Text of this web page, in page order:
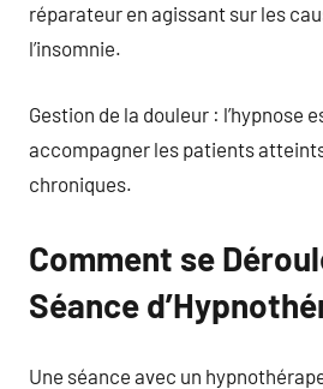
réparateur en agissant sur les
l’insomnie.
Gestion de la douleur : l’hypnose
accompagner les patients
chroniques.
Comment se
Séance
Une séance avec un